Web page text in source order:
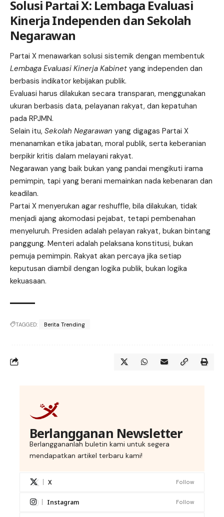
Solusi Partai X: Lembaga Evaluasi
Kinerja Independen dan Sekolah
Negarawan
Partai X menawarkan solusi sistemik dengan membentuk
Lembaga Evaluasi Kinerja Kabinet yang independen dan
berbasis indikator kebijakan publik.
Evaluasi harus dilakukan secara transparan, menggunakan
ukuran berbasis data, pelayanan rakyat, dan kepatuhan
pada RPJMN.
Selain itu, Sekolah Negarawan yang digagas Partai X
menanamkan etika jabatan, moral publik, serta keberanian
berpikir kritis dalam melayani rakyat.
Negarawan yang baik bukan yang pandai mengikuti irama
pemimpin, tapi yang berani memainkan nada kebenaran dan
keadilan.
Partai X menyerukan agar reshuffle, bila dilakukan, tidak
menjadi ajang akomodasi pejabat, tetapi pembenahan
menyeluruh. Presiden adalah pelayan rakyat, bukan bintang
panggung. Menteri adalah pelaksana konstitusi, bukan
pemuja pemimpin. Rakyat akan percaya jika setiap
keputusan diambil dengan logika publik, bukan logika
kekuasaan.
TAGGED: Berita Trending
Berlangganan Newsletter
Berlanggananlah buletin kami untuk segera
mendapatkan artikel terbaru kami!
X Follow
Instagram Follow